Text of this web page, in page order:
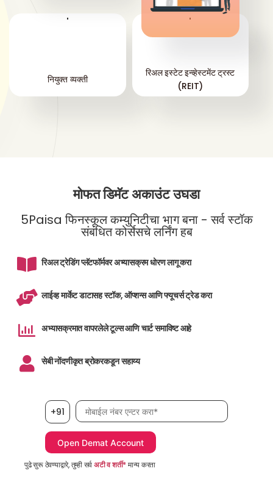
'
नियुक्त व्यक्ती
'
रिअल इस्टेट इन्व्हेस्टमेंट ट्रस्ट
(REIT)
मोफत डिमॅट अकाउंट उघडा
5Paisa फिनस्कूल कम्युनिटीचा भाग बना - सर्व स्टॉक
संबंधित कोर्सेसचे लर्निंग हब
रिअल ट्रेडिंग प्लॅटफॉर्मवर अभ्यासक्रम धोरण लागू करा
लाईव्ह मार्केट डाटासह स्टॉक, ऑप्शन्स आणि फ्यूचर्स ट्रेड करा
अभ्यासक्रमात वापरलेले टूल्स आणि चार्ट समाविष्ट आहे
सेबी नोंदणीकृत ब्रोकरकडून सहाय्य
+91 मोबाईल नंबर, आवश्यक
पुढे सुरू ठेवण्याद्वारे, तुम्ही सर्वअटी व शर्ती*मान्य करता